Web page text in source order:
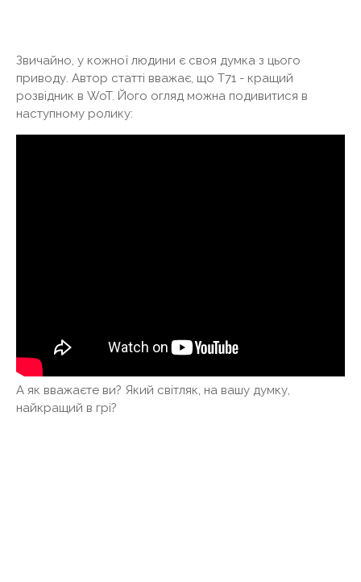
Звичайно, у кожної людини є своя думка з цього
приводу. Автор статті вважає, що Т71 - кращий
розвідник в WoT. Його огляд можна подивитися в
наступному ролику:
А як вважаєте ви? Який світляк, на вашу думку,
найкращий в грі?